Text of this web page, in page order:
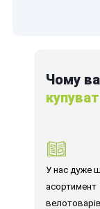
Чому
У нас дуже
асортимент
велотоварів,